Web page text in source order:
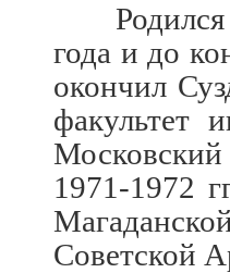
года и до
окончил
факультет
1971-1972
Советской